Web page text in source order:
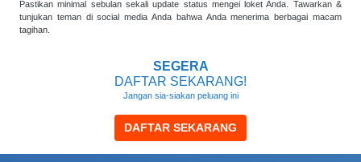
Pastikan minimal sebulan sekali update status mengei loket Anda. Tawarkan &
tunjukan teman di social media Anda bahwa Anda menerima berbagai macam
tagihan.
SEGERA
DAFTAR SEKARANG!
Jangan sia-siakan peluang ini
DAFTAR SEKARANG